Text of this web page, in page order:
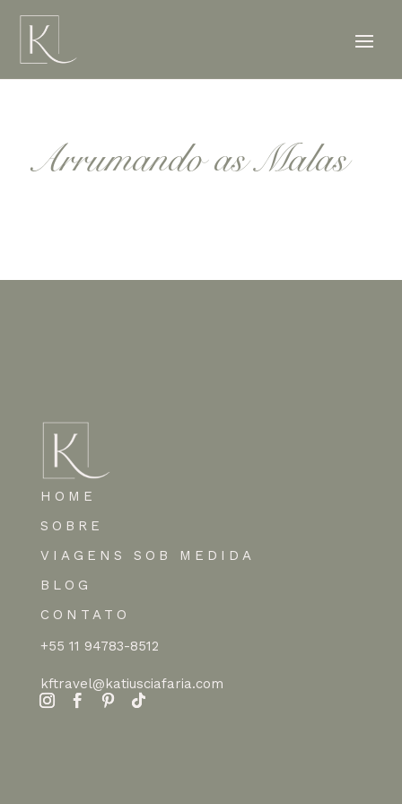
Arrumando as Malas
HOME
SOBRE
VIAGENS SOB MEDIDA
BLOG
CONTATO
+55 11 94783-8512
kftravel@katiusciafaria.com